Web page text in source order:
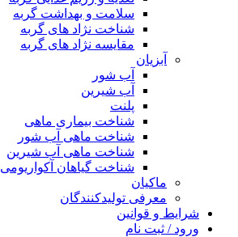
سلامت و بهداشت گربه
شناخت نژاد های گربه
مقایسه نژاد های گربه
آبزیان
آب شور
آب شیرین
پلنت
شناخت بیماری ماهی
شناخت ماهی آب شور
شناخت ماهی آب شیرین
شناخت گیاهان آکواریومی
ماکیان
معرفی تولیدکنندگان
شرایط و قوانین
ورود / ثبت نام